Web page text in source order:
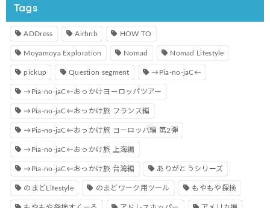
Tags
ADDress Airbnb HOW TO
Moyamoya Exploration Nomad Nomad Lifestyle
pickup Question segment →Pia-no-jaC←
→Pia-no-jaC←おっかけヨーロッパツアー
→Pia-no-jaC←おっかけ旅 フランス編
→Pia-no-jaC←おっかけ旅 ヨーロッパ編 第2弾
→Pia-no-jaC←おっかけ旅 上海編
→Pia-no-jaC←おっかけ旅 台湾編 ありがとうシリーズ
のまどLifestyle のまどワーク用ツール もやもや探検